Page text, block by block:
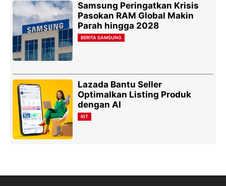
Samsung Peringatkan Krisis
Pasokan RAM Global Makin
Parah hingga 2028
BERITA SAMSUNG
Lazada Bantu Seller
Optimalkan Listing Produk
dengan AI
IOT